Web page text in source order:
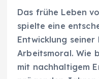
Das frühe Leben
spielte eine
Entwicklung seiner
Arbeitsmoral. Wie
mit nachhaltigem